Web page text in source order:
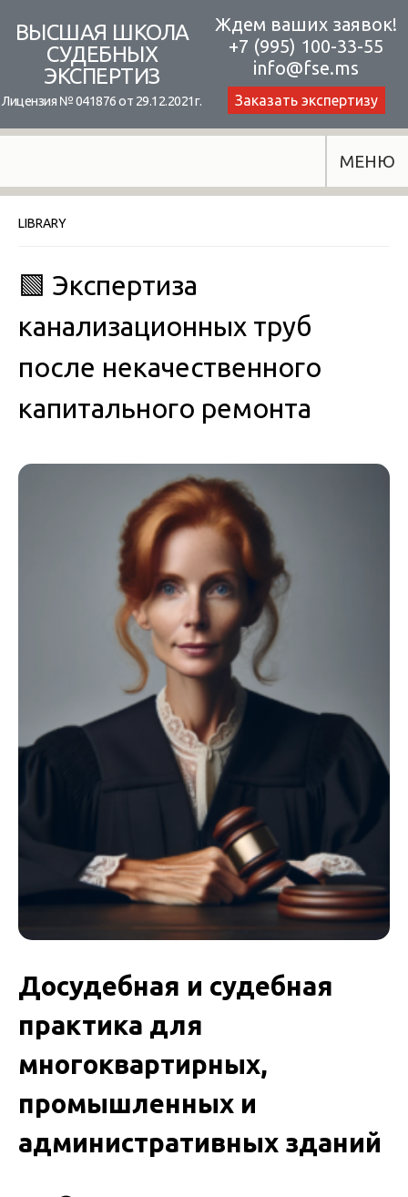
content
ВЫСШАЯ ШКОЛА
СУДЕБНЫХ
ЭКСПЕРТИЗ
Лицензия № 041876 от 29.12.2021г.
Ждем ваших заявок!
+7 (995) 100-33-55
info@fse.ms
Заказать экспертизу
МЕНЮ
LIBRARY
🟩 Экспертиза
канализационных труб
после некачественного
капитального ремонта
Досудебная и судебная
практика для
многоквартирных,
промышленных и
административных зданий